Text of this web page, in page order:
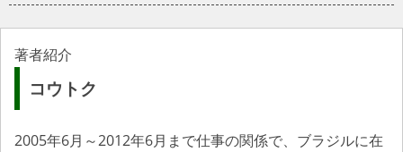
著者紹介
コウトク
2005年6月～2012年6月まで仕事の関係で、ブラジルに在